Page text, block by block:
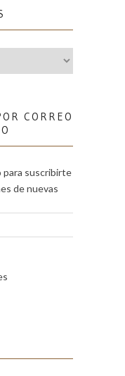
CORREO
suscribirte
de nuevas